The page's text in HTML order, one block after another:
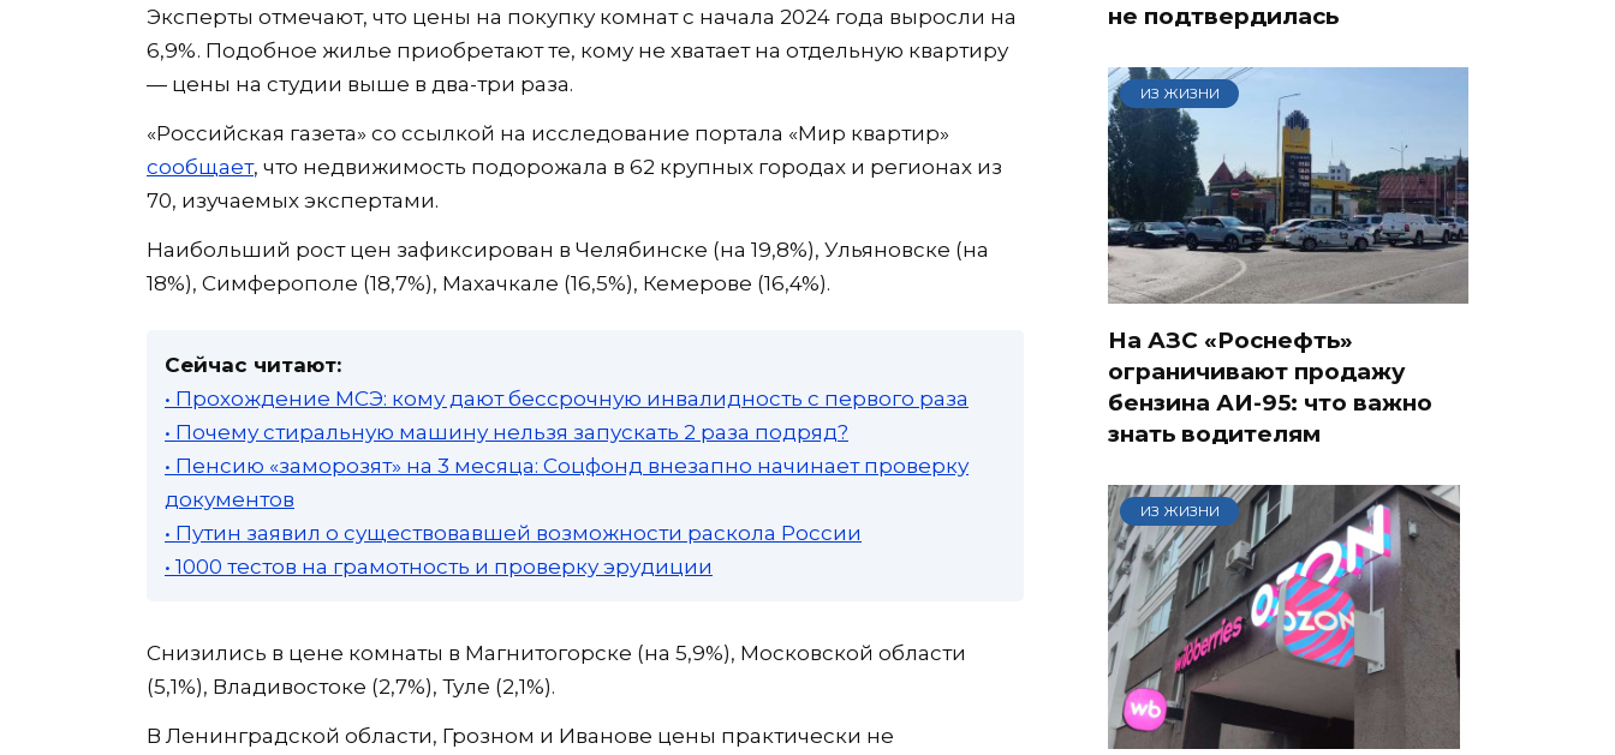
Эксперты отмечают, что цены на покупку комнат с начала 2024 года выросли на
6,9%. Подобное жилье приобретают те, кому не хватает на отдельную квартиру
— цены на студии выше в два-три раза.
«Российская газета» со ссылкой на исследование портала «Мир квартир»
сообщает, что недвижимость подорожала в 62 крупных городах и регионах из
70, изучаемых экспертами.
Наибольший рост цен зафиксирован в Челябинске (на 19,8%), Ульяновске (на
18%), Симферополе (18,7%), Махачкале (16,5%), Кемерове (16,4%).
Сейчас читают:
• Прохождение МСЭ: кому дают бессрочную инвалидность с первого раза
• Почему стиральную машину нельзя запускать 2 раза подряд?
• Пенсию «заморозят» на 3 месяца: Соцфонд внезапно начинает проверку
документов
• Путин заявил о существовавшей возможности раскола России
• 1000 тестов на грамотность и проверку эрудиции
Снизились в цене комнаты в Магнитогорске (на 5,9%), Московской области
(5,1%), Владивостоке (2,7%), Туле (2,1%).
В Ленинградской области, Грозном и Иванове цены практически не
не подтвердилась
ИЗ ЖИЗНИ
На АЗС «Роснефть»
ограничивают продажу
бензина АИ-95: что важно
знать водителям
ИЗ ЖИЗНИ